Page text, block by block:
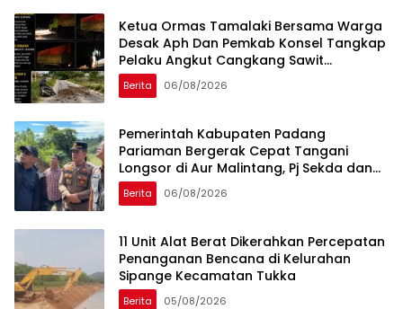
Ketua Ormas Tamalaki Bersama Warga
Desak Aph Dan Pemkab Konsel Tangkap
Pelaku Angkut Cangkang Sawit
Overload, Truk PT KAP Melintas Jalan
Umum
Berita 06/08/2026
Pemerintah Kabupaten Padang
Pariaman Bergerak Cepat Tangani
Longsor di Aur Malintang, Pj Sekda dan
Anggota DPR RI Sepakati Pembukaan
Trase Jalan Baru
Berita 06/08/2026
11 Unit Alat Berat Dikerahkan Percepatan
Penanganan Bencana di Kelurahan
Sipange Kecamatan Tukka
Berita 05/08/2026